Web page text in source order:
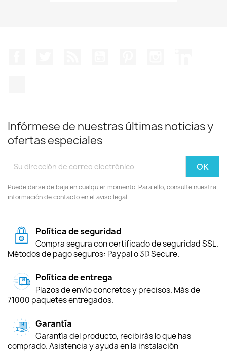
Infórmese de nuestras últimas noticias y
ofertas especiales
Puede darse de baja en cualquier momento. Para ello, consulte nuestra
información de contacto en el aviso legal.
Política de seguridad
Compra segura con certificado de seguridad SSL.
Métodos de pago seguros: Paypal o 3D Secure.
Política de entrega
Plazos de envío concretos y precisos. Más de
71000 paquetes entregados.
Garantía
Garantía del producto, recibirás lo que has
comprado. Asistencia y ayuda en la instalación